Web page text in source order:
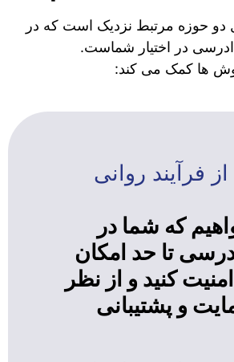
دو حوزه مرتبط نزدیک است که در
در اختیار شماست.
ها کمک می کند:
فرآیند روانی
که شما در
تا حد امکان
کنید و از نظر
و پشتیبانی